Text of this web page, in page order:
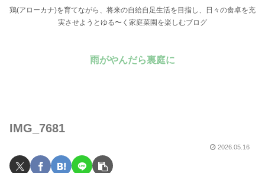
鶏(アローカナ)を育てながら、将来の自給自足生活を目指し、日々の食卓を充
実させようとゆる〜く家庭菜園を楽しむブログ
雨がやんだら裏庭に
IMG_7681
2026.05.16